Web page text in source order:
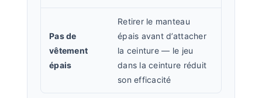
Pas de
vêtement
épais
Retirer le manteau
épais avant d’attacher
la ceinture — le jeu
dans la ceinture réduit
son efficacité